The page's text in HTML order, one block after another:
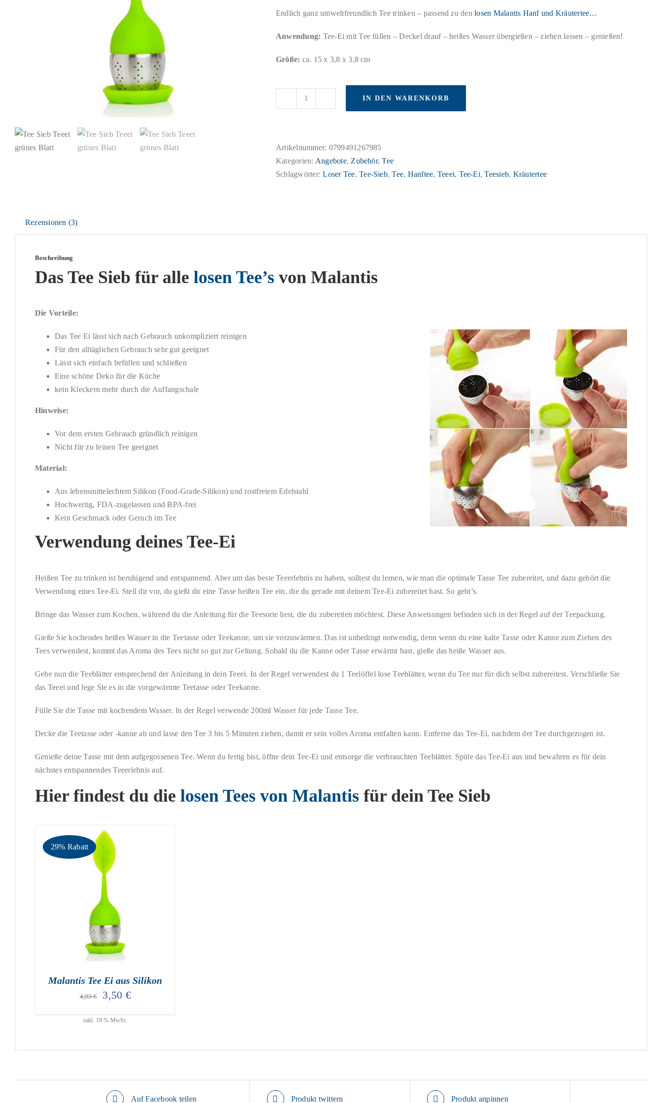
Endlich ganz umweltfreundlich Tee trinken – passend zu denlosen Malantis Hanf und Kräutertee…
Anwendung: Tee-Ei mit Tee füllen – Deckel drauf – heißes Wasser übergießen – ziehen lassen – genießen!
Größe: ca. 15 x 3,8 x 3,8 cm
Silikon
Menge
IN DEN WARENKORB
Artikelnummer: 0799491267985
Kategorien: Angebote, Zubehör,Tee
Schlagwörter:Loser Tee,Tee-Sieb,Tee, Hanftee, Teeei, Tee-Ei,Teesieb, Kräutertee
Rezensionen (3)
Beschreibung
Das Tee Sieb für alle losen Tee’svon Malantis
Die Vorteile:
Das Tee Ei lässt sich nach Gebrauch unkompliziert reinigen
Für den alltäglichen Gebrauch sehr gut geeignet
Lässt sich einfach befüllen und schließen
Eine schöne Deko für die Küche
kein Kleckern mehr durch die Auffangschale
Hinweise:
Vor dem ersten Gebrauch gründlich reinigen
Nicht für zu feinen Tee geeignet
Material:
Aus lebensmittelechtem Silikon (Food-Grade-Silikon) und rostfreiem Edelstahl
Hochwertig, FDA-zugelassen und BPA-frei
Kein Geschmack oder Geruch im Tee
Verwendung deines Tee-Ei
Heißen Tee zu trinken ist beruhigend und entspannend. Aber um das beste Teeerlebnis zu haben, solltest du lernen, wie man die optimale Tasse Tee zubereitet, und dazu gehört die
Verwendung eines Tee-Ei. Stell dir vor, du gießt dir eine Tasse heißen Tee ein, die du gerade mit deinem Tee-Ei zubereitet hast. So geht’s.
Bringe das Wasser zum Kochen, während du die Anleitung für die Teesorte liest, die du zubereiten möchtest. Diese Anweisungen befinden sich in der Regel auf der Teepackung.
Gieße Sie kochendes heißes Wasser in die Teetasse oder Teekanne, um sie vorzuwärmen. Das ist unbedingt notwendig, denn wenn du eine kalte Tasse oder Kanne zum Ziehen des
Tees verwendest, kommt das Aroma des Tees nicht so gut zur Geltung. Sobald du die Kanne oder Tasse erwärmt hast, gieße das heiße Wasser aus.
Gebe nun die Teeblätter entsprechend der Anleitung in dein Teeei. In der Regel verwendest du 1 Teelöffel lose Teeblätter, wenn du Tee nur für dich selbst zubereitest. Verschließe Sie
das Teeei und lege Sie es in die vorgewärmte Teetasse oder Teekanne.
Fülle Sie die Tasse mit kochendem Wasser. In der Regel verwende 200ml Wasser für jede Tasse Tee.
Decke die Teetasse oder -kanne ab und lasse den Tee 3 bis 5 Minuten ziehen, damit er sein volles Aroma entfalten kann. Entferne das Tee-Ei, nachdem der Tee durchgezogen ist.
Genieße deine Tasse mit dem aufgegossenen Tee. Wenn du fertig bist, öffne dein Tee-Ei und entsorge die verbrauchten Teeblätter. Spüle das Tee-Ei aus und bewahren es für dein
nächstes entspannendes Teeerlebnis auf.
Hier findest du die losen Tees von Malantisfür dein Tee Sieb
29% Rabatt
Bewertet
mit
5.00
von 5
geprüfte Gesamtbewertungen
IN DEN WARENKORB
Malantis Tee Ei aus Silikon
4,95€
Ursprünglicher
4,95 €
3,50 €Aktueller
3,50 €.
inkl. 19 % MwSt.
Auf Facebook teilen Produkt twittern Produkt anpinnen